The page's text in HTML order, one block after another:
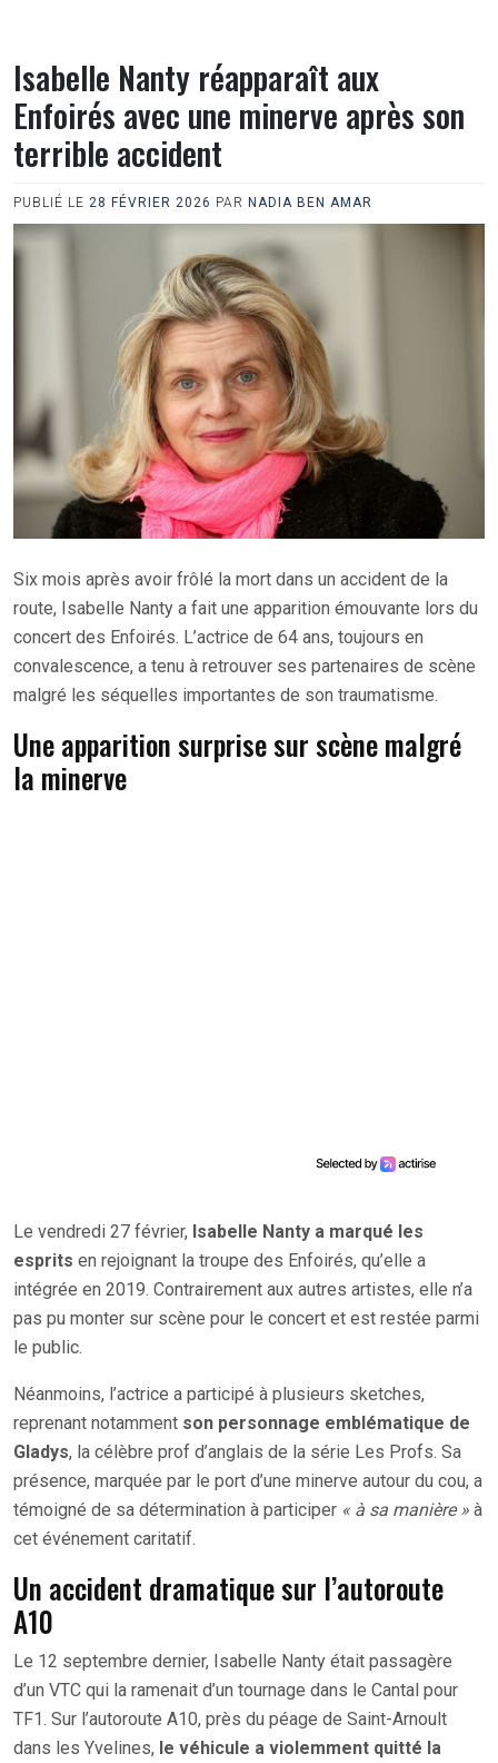
Isabelle Nanty réapparaît aux
Enfoirés avec une minerve après son
terrible accident
PUBLIÉ LE 28 FÉVRIER 2026 PAR NADIA BEN AMAR
Six mois après avoir frôlé la mort dans un accident de la
route, Isabelle Nanty a fait une apparition émouvante lors du
concert des Enfoirés. L’actrice de 64 ans, toujours en
convalescence, a tenu à retrouver ses partenaires de scène
malgré les séquelles importantes de son traumatisme.
Une apparition surprise sur scène malgré
la minerve
Le vendredi 27 février, Isabelle Nanty a marqué les
esprits en rejoignant la troupe des Enfoirés, qu’elle a
intégrée en 2019. Contrairement aux autres artistes, elle n’a
pas pu monter sur scène pour le concert et est restée parmi
le public.
Néanmoins, l’actrice a participé à plusieurs sketches,
reprenant notamment son personnage emblématique de
Gladys, la célèbre prof d’anglais de la série Les Profs. Sa
présence, marquée par le port d’une minerve autour du cou, a
témoigné de sa détermination à participer « à sa manière » à
cet événement caritatif.
Un accident dramatique sur l’autoroute
A10
Le 12 septembre dernier, Isabelle Nanty était passagère
d’un VTC qui la ramenait d’un tournage dans le Cantal pour
TF1. Sur l’autoroute A10, près du péage de Saint-Arnoult
dans les Yvelines, le véhicule a violemment quitté la